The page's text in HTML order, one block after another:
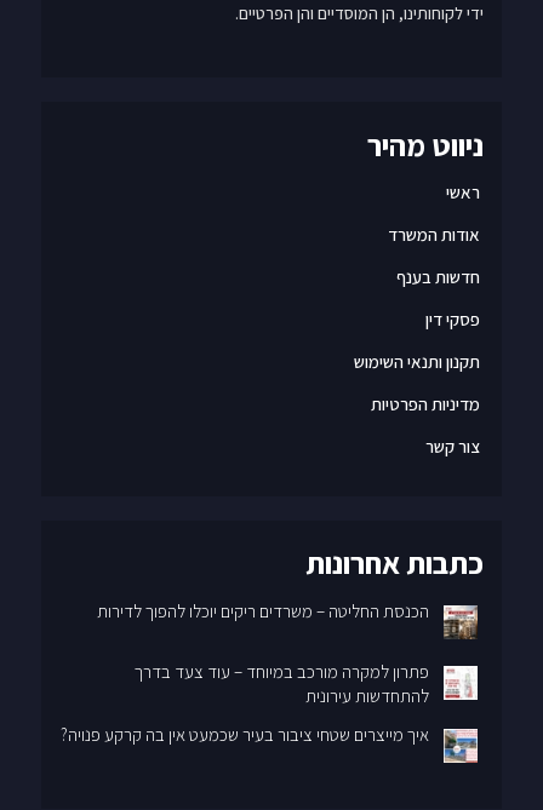
ידי לקוחותינו, הן המוסדיים והן הפרטיים.
ניווט מהיר
ראשי
אודות המשרד
חדשות בענף
פסקי דין
תקנון ותנאי השימוש
מדיניות הפרטיות
צור קשר
כתבות אחרונות
הכנסת החליטה – משרדים ריקים יוכלו להפוך לדירות
פתרון למקרה מורכב במיוחד – עוד צעד בדרך
להתחדשות עירונית
איך מייצרים שטחי ציבור בעיר שכמעט אין בה קרקע פנויה?